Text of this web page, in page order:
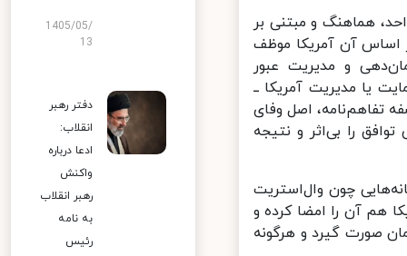
هماهنگ و مبتنی بر
اساس آن آمریکا موظف
و مدیریت عبور
یا مدیریت آمریکا ــ
تفاهم‌نامه، اصل وفای
را بی‌اثر و نتیجه
چون وال‌استریت
هم آن ‌را امضا کرده و
صورت گیرد و هرگونه
1405/05/
13
دفتر رهبر
انقلاب:
ادعا درباره
واکنش
رهبر انقلاب
به نامه
رئیس